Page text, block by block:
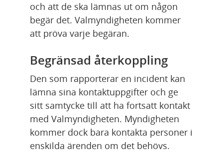
och att de ska lämnas ut om någon
begär det. Valmyndigheten kommer
att pröva varje begäran.
Begränsad återkoppling
Den som rapporterar en incident kan
lämna sina kontaktuppgifter och ge
sitt samtycke till att ha fortsatt kontakt
med Valmyndigheten. Myndigheten
kommer dock bara kontakta personer i
enskilda ärenden om det behövs.